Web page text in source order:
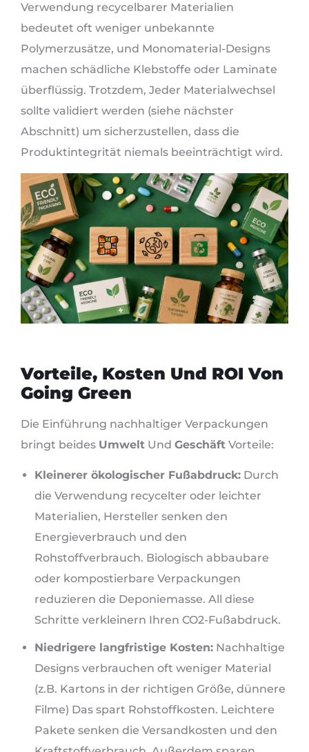
Verwendung recycelbarer Materialien
bedeutet oft weniger unbekannte
Polymerzusätze, und Monomaterial-Designs
machen schädliche Klebstoffe oder Laminate
überflüssig. Trotzdem, Jeder Materialwechsel
sollte validiert werden (siehe nächster
Abschnitt) um sicherzustellen, dass die
Produktintegrität niemals beeinträchtigt wird.
Vorteile, Kosten Und ROI Von
Going Green
Die Einführung nachhaltiger Verpackungen
bringt beides Umwelt Und Geschäft Vorteile:
Kleinerer ökologischer Fußabdruck: Durch
die Verwendung recycelter oder leichter
Materialien, Hersteller senken den
Energieverbrauch und den
Rohstoffverbrauch. Biologisch abbaubare
oder kompostierbare Verpackungen
reduzieren die Deponiemasse. All diese
Schritte verkleinern Ihren CO2-Fußabdruck.
Niedrigere langfristige Kosten: Nachhaltige
Designs verbrauchen oft weniger Material
(z.B. Kartons in der richtigen Größe, dünnere
Filme) Das spart Rohstoffkosten. Leichtere
Pakete senken die Versandkosten und den